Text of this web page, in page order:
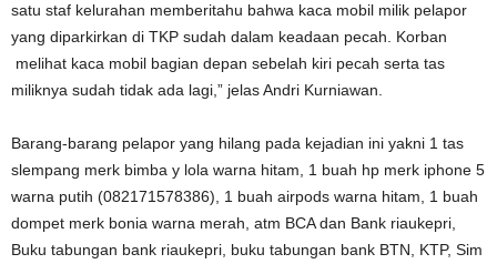
satu staf kelurahan memberitahu bahwa kaca mobil milik pelapor
yang diparkirkan di TKP sudah dalam keadaan pecah. Korban
melihat kaca mobil bagian depan sebelah kiri pecah serta tas
miliknya sudah tidak ada lagi,” jelas Andri Kurniawan.
Barang-barang pelapor yang hilang pada kejadian ini yakni 1 tas
slempang merk bimba y lola warna hitam, 1 buah hp merk iphone 5
warna putih (082171578386), 1 buah airpods warna hitam, 1 buah
dompet merk bonia warna merah, atm BCA dan Bank riaukepri,
Buku tabungan bank riaukepri, buku tabungan bank BTN, KTP, Sim